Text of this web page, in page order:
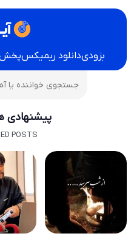
بزودیدانلود ریمیکس
پیشنهادی
POSTS